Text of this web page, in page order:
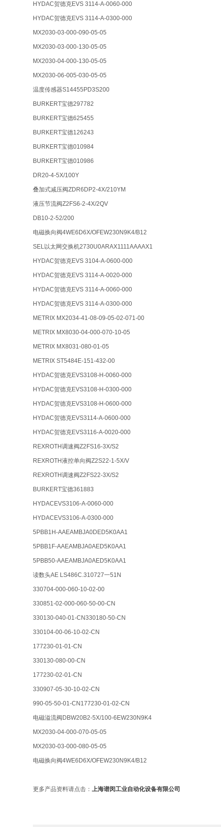
HYDAC贺德克EVS 3114-A-0060-000
HYDAC贺德克EVS 3114-A-0300-000
MX2030-03-000-090-05-05
MX2030-03-000-130-05-05
MX2030-04-000-130-05-05
MX2030-06-005-030-05-05
温度传感器S14455PD3S200
BURKERT宝德297782
BURKERT宝德625455
BURKERT宝德126243
BURKERT宝德010984
BURKERT宝德010986
DR20-4-5X/100Y
叠加式减压阀ZDR6DP2-4X/210YM
液压节流阀Z2FS6-2-4X/2QV
DB10-2-52/200
电磁换向阀4WE6D6X/OFEW230N9K4/B12
SEL以太网交换机2730U0ARAX1111AAAAX1
HYDAC贺德克EVS 3104-A-0600-000
HYDAC贺德克EVS 3114-A-0020-000
HYDAC贺德克EVS 3114-A-0060-000
HYDAC贺德克EVS 3114-A-0300-000
METRIX MX2034-41-08-09-05-02-071-00
METRIX MX8030-04-000-070-10-05
METRIX MX8031-080-01-05
METRIX ST5484E-151-432-00
HYDAC贺德克EVS3108-H-0060-000
HYDAC贺德克EVS3108-H-0300-000
HYDAC贺德克EVS3108-H-0600-000
HYDAC贺德克EVS3114-A-0600-000
HYDAC贺德克EVS3116-A-0020-000
REXROTH调速阀Z2FS16-3X/S2
REXROTH液控单向阀Z2S22-1-5X/V
REXROTH调速阀Z2FS22-3X/S2
BURKERT宝德361883
HYDACEVS3106-A-0060-000
HYDACEVS3106-A-0300-000
5PBB1H-AAEAMBJA0DED5K0AA1
5PBB1F-AAEAMBJA0AED5K0AA1
5PBB50-AAEAMBJA0AED5K0AA1
读数头AE LS486C.310727一51N
330704-000-060-10-02-00
330851-02-000-060-50-00-CN
330130-040-01-CN330180-50-CN
330104-00-06-10-02-CN
177230-01-01-CN
330130-080-00-CN
177230-02-01-CN
330907-05-30-10-02-CN
990-05-50-01-CN177230-01-02-CN
电磁溢流阀DBW20B2-5X/100-6EW230N9K4
MX2030-04-000-070-05-05
MX2030-03-000-080-05-05
电磁换向阀4WE6D6X/OFEW230N9K4/B12
更多产品资料请点击：上海谱闵工业自动化设备有限公司